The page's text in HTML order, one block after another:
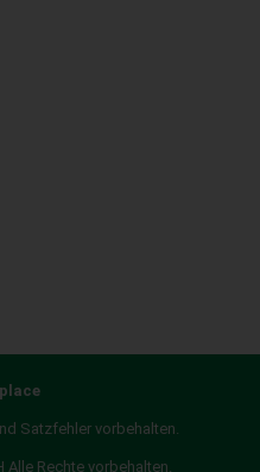
Satzfehler vorbehalten.
Rechte vorbehalten.